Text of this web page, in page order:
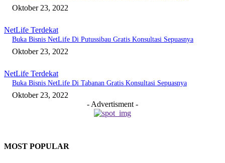
Oktober 23, 2022
NetLife Terdekat
Buka Bisnis NetLife Di Putussibau Gratis Konsultasi Sepuasnya
Oktober 23, 2022
NetLife Terdekat
Buka Bisnis NetLife Di Tabanan Gratis Konsultasi Sepuasnya
Oktober 23, 2022
- Advertisment -
MOST POPULAR